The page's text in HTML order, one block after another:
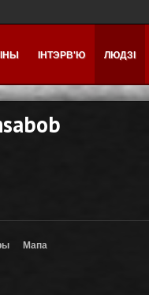
ІНТЭРВ'Ю ЛЮДЗІ
Мапа